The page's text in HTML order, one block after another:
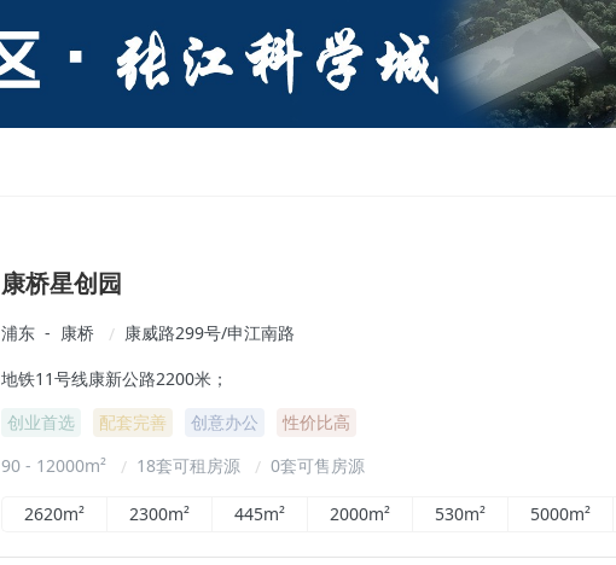
康桥星创园
浦东 - 康桥 / 康威路299号/申江南路
地铁11号线康新公路2200米；
创业首选
配套完善 创意办公
性价比高
90 - 12000m²
/ 18套可租房源 / 0套可售房源
2620m² 2300m² 445m² 2000m² 530m² 5000m²